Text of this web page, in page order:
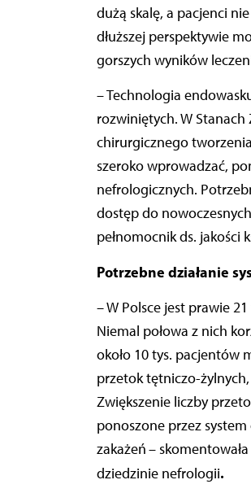
dużą skalę, a pacjenci
dłuższej perspektywie
gorszych wyników
–Technologia
rozwiniętych. W
chirurgicznego
szeroko wprowadzać,
nefrologicznych.
dostęp do
pełnomocnik ds. jakości
Potrzebne działanie
–W Polsce jest prawie
Niemal połowa z nich
około 10 tys. pacjentów
przetok tętniczo-
Zwiększenie liczby
ponoszone przez
zakażeń–
dziedzinie nefrologii.